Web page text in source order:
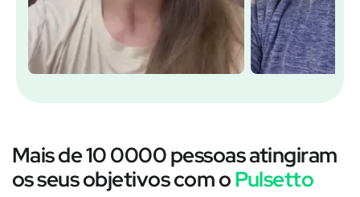
Mais de 10 0000 pessoas atingiram
os seus objetivos com oPulsetto